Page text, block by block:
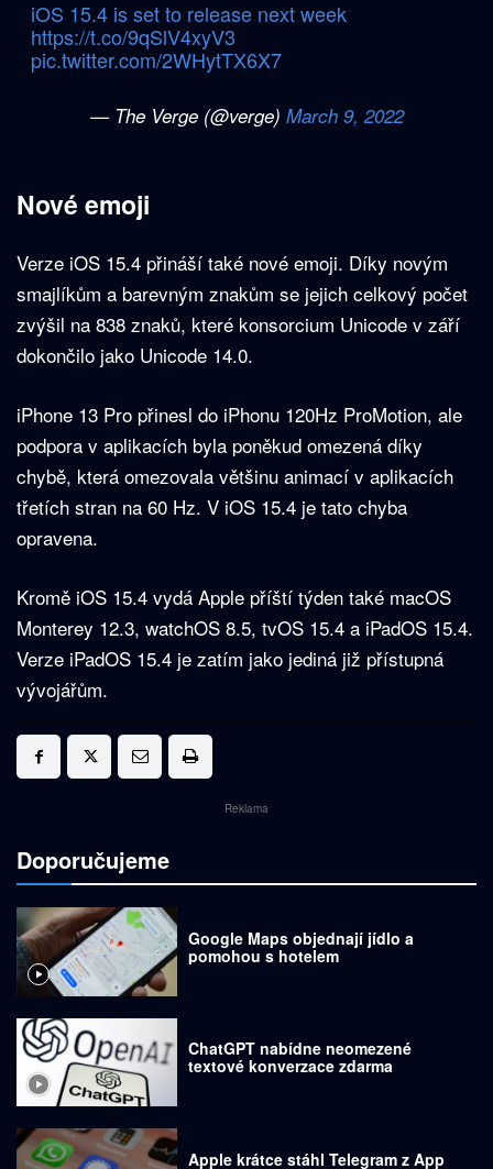
iOS 15.4 is set to release next week
https://t.co/9qSlV4xyV3
pic.twitter.com/2WHytTX6X7
— The Verge (@verge) March 9, 2022
Nové emoji
Verze iOS 15.4 přináší také nové emoji. Díky novým
smajlíkům a barevným znakům se jejich celkový počet
zvýšil na 838 znaků, které konsorcium Unicode v září
dokončilo jako Unicode 14.0.
iPhone 13 Pro přinesl do iPhonu 120Hz ProMotion, ale
podpora v aplikacích byla poněkud omezená díky
chybě, která omezovala většinu animací v aplikacích
třetích stran na 60 Hz. V iOS 15.4 je tato chyba
opravena.
Kromě iOS 15.4 vydá Apple příští týden také macOS
Monterey 12.3, watchOS 8.5, tvOS 15.4 a iPadOS 15.4.
Verze iPadOS 15.4 je zatím jako jediná již přístupná
vývojářům.
Reklama
Doporučujeme
Google Maps objednají jídlo a
pomohou s hotelem
ChatGPT nabídne neomezené
textové konverzace zdarma
Apple krátce stáhl Telegram z App